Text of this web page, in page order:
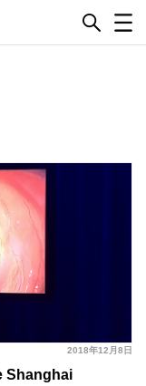
2018年12月8日
Shanghai